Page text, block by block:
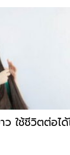
ใช้ชีวิตต่อได้